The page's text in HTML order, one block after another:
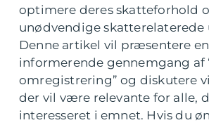
optimere deres skatteforhold
unødvendige
Denne artikel vil præsentere
informerende gennemgang af
omregistrering” og diskutere
der vil være relevante for alle,
interesseret i emnet. Hvis du